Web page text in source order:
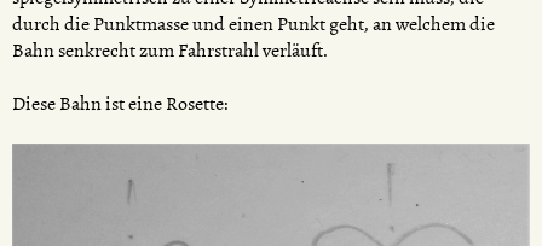
durch die Punktmasse und einen Punkt geht, an welchem die
Bahn senkrecht zum Fahrstrahl verläuft.
Diese Bahn ist eine Rosette: